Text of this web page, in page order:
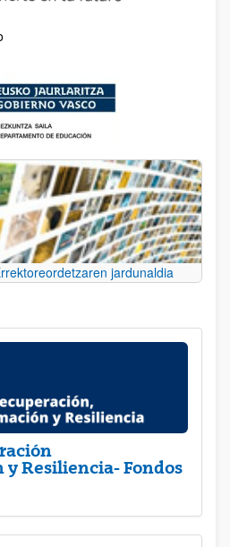
jardunaldia
Resiliencia- Fondos